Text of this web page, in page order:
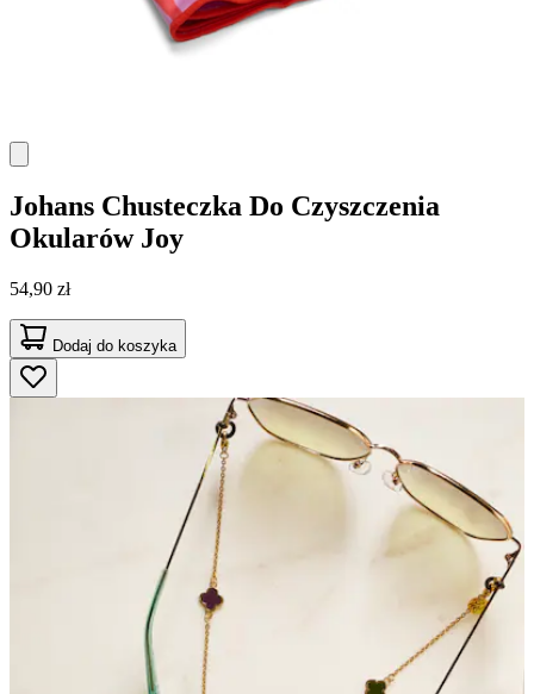
Johans Chusteczka Do Czyszczenia
Okularów Joy
54,90 zł
Dodaj do koszyka